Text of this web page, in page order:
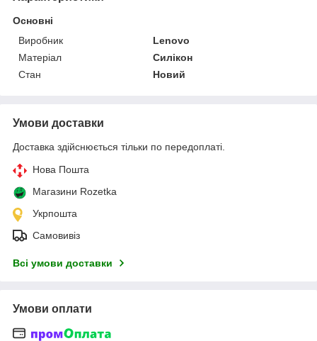
Основні
Виробник
Lenovo
Матеріал
Силікон
Стан
Новий
Умови доставки
Доставка здійснюється тільки по передоплаті.
Нова Пошта
Магазини Rozetka
Укрпошта
Самовивіз
Всі умови доставки
Умови оплати